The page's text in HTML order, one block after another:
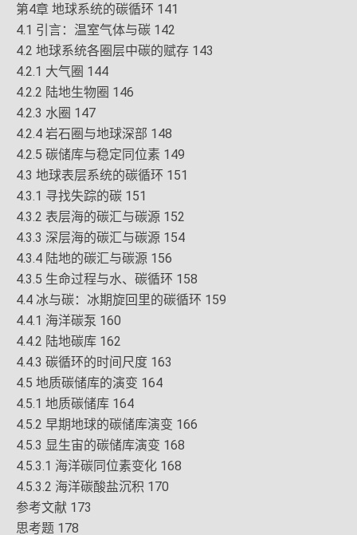
第4章 地球系统的碳循环 141
4.1 引言：温室气体与碳 142
4.2 地球系统各圈层中碳的赋存 143
4.2.1 大气圈 144
4.2.2 陆地生物圈 146
4.2.3 水圈 147
4.2.4 岩石圈与地球深部 148
4.2.5 碳储库与稳定同位素 149
4.3 地球表层系统的碳循环 151
4.3.1 寻找失踪的碳 151
4.3.2 表层海的碳汇与碳源 152
4.3.3 深层海的碳汇与碳源 154
4.3.4 陆地的碳汇与碳源 156
4.3.5 生命过程与水、碳循环 158
4.4 冰与碳：冰期旋回里的碳循环 159
4.4.1 海洋碳泵 160
4.4.2 陆地碳库 162
4.4.3 碳循环的时间尺度 163
4.5 地质碳储库的演变 164
4.5.1 地质碳储库 164
4.5.2 早期地球的碳储库演变 166
4.5.3 显生宙的碳储库演变 168
4.5.3.1 海洋碳同位素变化 168
4.5.3.2 海洋碳酸盐沉积 170
参考文献 173
思考题 178